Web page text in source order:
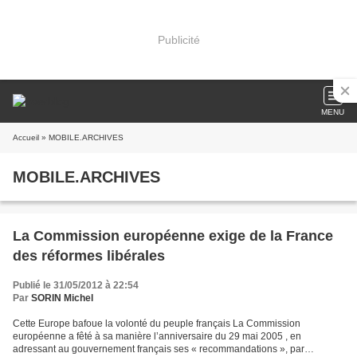
Publicité
MENU
Accueil » MOBILE.ARCHIVES
MOBILE.ARCHIVES
La Commission européenne exige de la France
des réformes libérales
Publié le 31/05/2012 à 22:54
Par SORIN Michel
Cette Europe bafoue la volonté du peuple français La Commission
européenne a fêté à sa manière l’anniversaire du 29 mai 2005 , en
adressant au gouvernement français ses « recommandations », par